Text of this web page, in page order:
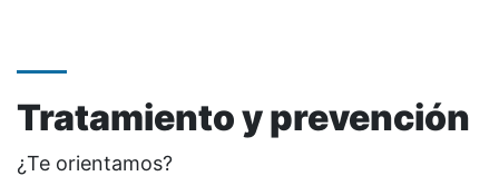
Tratamiento y prevención
¿Te orientamos?